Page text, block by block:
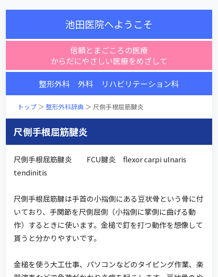
池田医院へようこそ
信頼とまごころの医療
からだにやさしい医療をめざして
整形外科 外科 リハビリテーション科
トップ ＞ 整形外科辞典 ＞ 尺側手根屈筋腱炎
尺側手根屈筋腱炎
尺側手根屈筋腱炎 FCU腱炎 flexor carpi ulnaris
tendinitis
尺側手根屈筋腱は手首の小指側にある豆状骨という骨に付
いており、手関節を尺側屈側（小指側に掌側に曲げる動
作）するときに使います。金槌で釘を打つ動作を想像して
貰うと分かりやすいです。
金槌を使う大工仕事、パソコンなどのタイピング作業、楽